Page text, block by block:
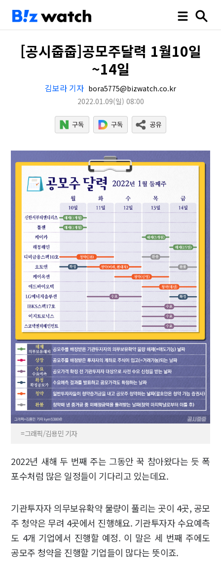
[공시줍줍]공모주달력 1월10일
~14일
김보라 기자 bora5775@bizwatch.co.kr
2022.01.09(일) 08:00
=그래픽/김용민 기자
2022년 새해 두 번째 주는 그동안 꾹 참아왔다는 듯 폭
포수처럼 많은 일정들이 기다리고 있는데요.
기관투자자 의무보유확약 물량이 풀리는 곳이 4곳, 공모
주 청약은 무려 4곳에서 진행해요. 기관투자자 수요예측
도 4개 기업에서 진행할 예정. 이 말은 세 번째 주에도
공모주 청약을 진행할 기업들이 많다는 뜻이죠.